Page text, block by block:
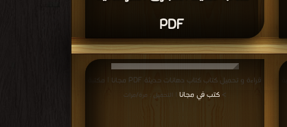
PDF
قراءة و تحميل كتاب كتاب دهانات حديثة PDF مجانا | مكتبة
>كتب في مجانا | التحميل : مرة/مرات